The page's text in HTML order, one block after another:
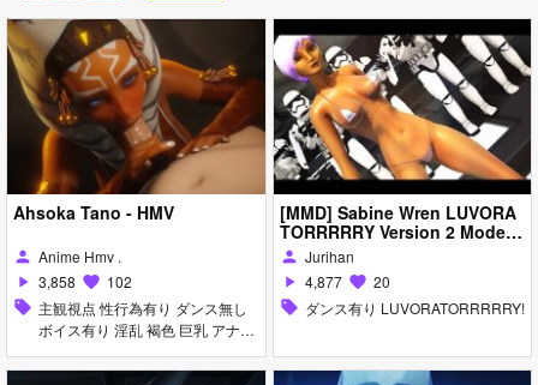
Ahsoka Tano - HMV
person Anime Hmv .
play_arrow 3,858 favorite 102
sell 主観視点 性行為有り ダンス無し
ボイス有り 淫乱 褐色 巨乳 アナル
責め イラマチオ オナニー ディー
プスロート パイズリ フェラ 乱交
[MMD] Sabine Wren LUVORA
TORRRRRY Version 2 Model
Download R-18
person Jurihan
play_arrow 4,877 favorite 20
sell ダンス有り LUVORATORRRRRY!